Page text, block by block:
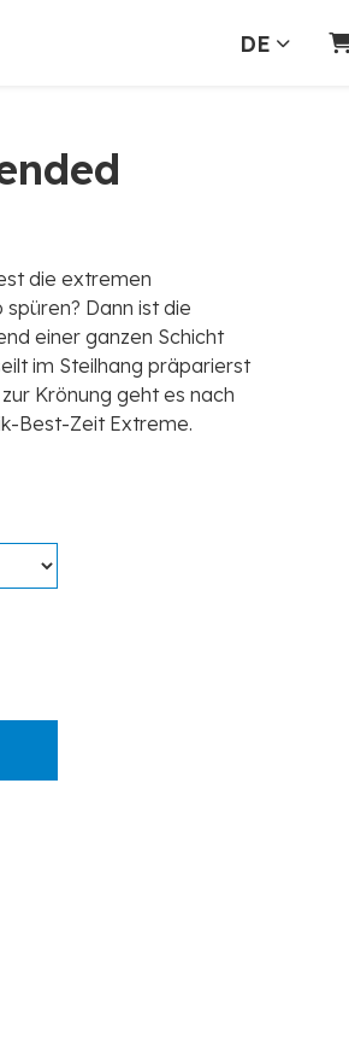
DE
die extremen
Dann ist die
einer ganzen Schicht
im Steilhang präparierst
Krönung geht es nach
Best-Zeit Extreme.